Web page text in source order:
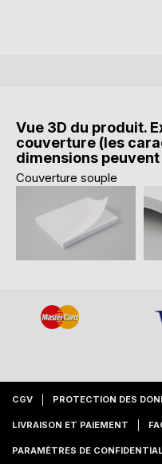
Vue 3D du produit.
couverture (les
dimensions
Couverture souple
CGV PROTECTION DES
LIVRAISON ET PAIEMENT
PARAMÈTRES DE